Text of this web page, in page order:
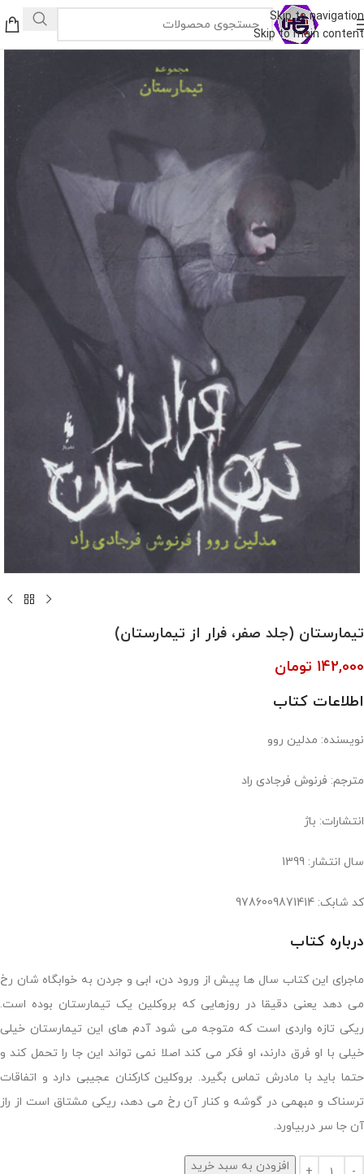
Skip to navigation
Skip to main content
تیمارستان (جلد صفر، فرار از تیمارستان)
142,000 تومان
اطلاعات کتاب
نویسنده: مدلین روو
مترجم: فرنوش فرجادی راد
انتشارات: باژ
سال انتشار: 1399
کد شابک: 9786009871414
درباره کتاب
ماجرای این کتاب سال ها پیش از ورود دن، ابی و جردن به خوابگاه شان رخ
می دهد یعنی دقیقا در روزهایی که بروکلین یک تیمارستان بوده است.
ریکی تازه واردی است که متوجه می شود آدم های این تیمارستان خیلی
خیلی با او فرق دارند، او فکر می کند اصلا نمی تواند این جا را تحمل کند و
حتما باید با مادرش تماس بگیرد. بروکلین کارکنان عجیبی دارد و اتفاقات
ترسناک و مبهمی در گوشه و کنار آن رخ می دهد، ریکی مشتاق است از راز
آن جا سر دربیاورد.
افزودن به سبد خرید